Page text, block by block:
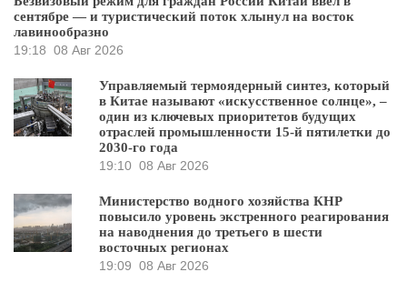
сентябре — и туристический поток хлынул на восток
лавинообразно
19:18 08 Авг 2026
Управляемый термоядерный синтез, который
в Китае называют «искусственное солнце», –
один из ключевых приоритетов будущих
отраслей промышленности 15-й пятилетки до
2030-го года
19:10 08 Авг 2026
Министерство водного хозяйства КНР
повысило уровень экстренного реагирования
на наводнения до третьего в шести
восточных регионах
19:09 08 Авг 2026